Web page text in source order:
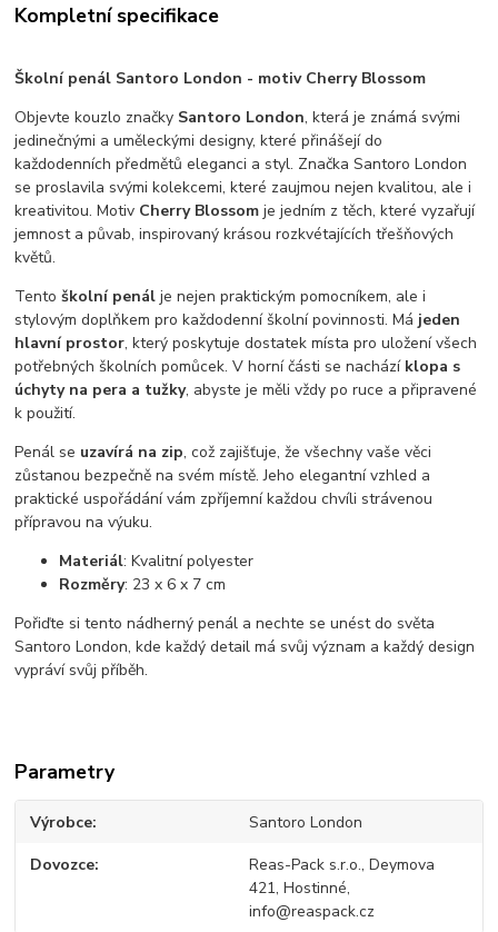
Kompletní specifikace
Školní penál Santoro London - motiv Cherry Blossom
Objevte kouzlo značky Santoro London, která je známá svými
jedinečnými a uměleckými designy, které přinášejí do
každodenních předmětů eleganci a styl. Značka Santoro London
se proslavila svými kolekcemi, které zaujmou nejen kvalitou, ale i
kreativitou. Motiv Cherry Blossom je jedním z těch, které vyzařují
jemnost a půvab, inspirovaný krásou rozkvétajících třešňových
květů.
Tentoškolní penál je nejen praktickým pomocníkem, ale i
stylovým doplňkem pro každodenní školní povinnosti. Má jeden
hlavní prostor, který poskytuje dostatek místa pro uložení všech
potřebných školních pomůcek. V horní části se nachází klopa s
úchyty na pera a tužky, abyste je měli vždy po ruce a připravené
k použití.
Penál se uzavírá na zip, což zajišťuje, že všechny vaše věci
zůstanou bezpečně na svém místě. Jeho elegantní vzhled a
praktické uspořádání vám zpříjemní každou chvíli strávenou
přípravou na výuku.
Materiál: Kvalitní polyester
Rozměry: 23 x 6 x 7 cm
Pořiďte si tento nádherný penál a nechte se unést do světa
Santoro London, kde každý detail má svůj význam a každý design
vypráví svůj příběh.
Parametry
Výrobce Santoro London
Dovozce
Reas-Pack s.r.o., Deymova
421, Hostinné,
info@reaspack.cz